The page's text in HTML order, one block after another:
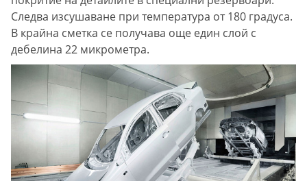
Следва изсушаване при температура от 180 градуса.
В крайна сметка се получава още един слой с
дебелина 22 микрометра.